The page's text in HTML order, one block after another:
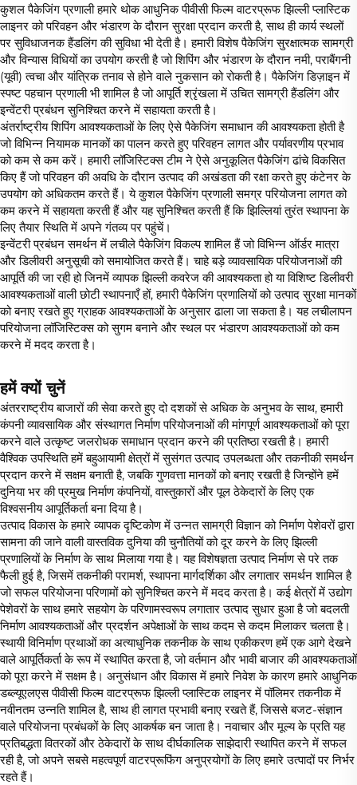
कुशल पैकेजिंग प्रणाली हमारे थोक आधुनिक पीवीसी फिल्म वाटरप्रूफ झिल्ली प्लास्टिक
लाइनर को परिवहन और भंडारण के दौरान सुरक्षा प्रदान करती है, साथ ही कार्य स्थलों
पर सुविधाजनक हैंडलिंग की सुविधा भी देती है। हमारी विशेष पैकेजिंग सुरक्षात्मक सामग्री
और विन्यास विधियों का उपयोग करती है जो शिपिंग और भंडारण के दौरान नमी, पराबैंगनी
(यूवी) त्वचा और यांत्रिक तनाव से होने वाले नुकसान को रोकती है। पैकेजिंग डिज़ाइन में
स्पष्ट पहचान प्रणाली भी शामिल है जो आपूर्ति श्रृंखला में उचित सामग्री हैंडलिंग और
इन्वेंटरी प्रबंधन सुनिश्चित करने में सहायता करती है।
अंतर्राष्ट्रीय शिपिंग आवश्यकताओं के लिए ऐसे पैकेजिंग समाधान की आवश्यकता होती है
जो विभिन्न नियामक मानकों का पालन करते हुए परिवहन लागत और पर्यावरणीय प्रभाव
को कम से कम करें। हमारी लॉजिस्टिक्स टीम ने ऐसे अनुकूलित पैकेजिंग ढांचे विकसित
किए हैं जो परिवहन की अवधि के दौरान उत्पाद की अखंडता की रक्षा करते हुए कंटेनर के
उपयोग को अधिकतम करते हैं। ये कुशल पैकेजिंग प्रणाली समग्र परियोजना लागत को
कम करने में सहायता करती हैं और यह सुनिश्चित करती हैं कि झिल्लियां तुरंत स्थापना के
लिए तैयार स्थिति में अपने गंतव्य पर पहुंचें।
इन्वेंटरी प्रबंधन समर्थन में लचीले पैकेजिंग विकल्प शामिल हैं जो विभिन्न ऑर्डर मात्रा
और डिलीवरी अनुसूची को समायोजित करते हैं। चाहे बड़े व्यावसायिक परियोजनाओं की
आपूर्ति की जा रही हो जिनमें व्यापक झिल्ली कवरेज की आवश्यकता हो या विशिष्ट डिलीवरी
आवश्यकताओं वाली छोटी स्थापनाएँ हों, हमारी पैकेजिंग प्रणालियों को उत्पाद सुरक्षा मानकों
को बनाए रखते हुए ग्राहक आवश्यकताओं के अनुसार ढाला जा सकता है। यह लचीलापन
परियोजना लॉजिस्टिक्स को सुगम बनाने और स्थल पर भंडारण आवश्यकताओं को कम
करने में मदद करता है।
हमें क्यों चुनें
अंतरराष्ट्रीय बाजारों की सेवा करते हुए दो दशकों से अधिक के अनुभव के साथ, हमारी
कंपनी व्यावसायिक और संस्थागत निर्माण परियोजनाओं की मांगपूर्ण आवश्यकताओं को पूरा
करने वाले उत्कृष्ट जलरोधक समाधान प्रदान करने की प्रतिष्ठा रखती है। हमारी
वैश्विक उपस्थिति हमें बहुआयामी क्षेत्रों में सुसंगत उत्पाद उपलब्धता और तकनीकी समर्थन
प्रदान करने में सक्षम बनाती है, जबकि गुणवत्ता मानकों को बनाए रखती है जिन्होंने हमें
दुनिया भर की प्रमुख निर्माण कंपनियों, वास्तुकारों और पूल ठेकेदारों के लिए एक
विश्वसनीय आपूर्तिकर्ता बना दिया है।
उत्पाद विकास के हमारे व्यापक दृष्टिकोण में उन्नत सामग्री विज्ञान को निर्माण पेशेवरों द्वारा
सामना की जाने वाली वास्तविक दुनिया की चुनौतियों को दूर करने के लिए झिल्ली
प्रणालियों के निर्माण के साथ मिलाया गया है। यह विशेषज्ञता उत्पाद निर्माण से परे तक
फैली हुई है, जिसमें तकनीकी परामर्श, स्थापना मार्गदर्शिका और लगातार समर्थन शामिल है
जो सफल परियोजना परिणामों को सुनिश्चित करने में मदद करता है। कई क्षेत्रों में उद्योग
पेशेवरों के साथ हमारे सहयोग के परिणामस्वरूप लगातार उत्पाद सुधार हुआ है जो बदलती
निर्माण आवश्यकताओं और प्रदर्शन अपेक्षाओं के साथ कदम से कदम मिलाकर चलता है।
स्थायी विनिर्माण प्रथाओं का अत्याधुनिक तकनीक के साथ एकीकरण हमें एक आगे देखने
वाले आपूर्तिकर्ता के रूप में स्थापित करता है, जो वर्तमान और भावी बाजार की आवश्यकताओं
को पूरा करने में सक्षम है। अनुसंधान और विकास में हमारे निवेश के कारण हमारे आधुनिक
डब्ल्यूएलएस पीवीसी फिल्म वाटरप्रूफ झिल्ली प्लास्टिक लाइनर में पॉलिमर तकनीक में
नवीनतम उन्नति शामिल है, साथ ही लागत प्रभावी बनाए रखते हैं, जिससे बजट-संज्ञान
वाले परियोजना प्रबंधकों के लिए आकर्षक बन जाता है। नवाचार और मूल्य के प्रति यह
प्रतिबद्धता वितरकों और ठेकेदारों के साथ दीर्घकालिक साझेदारी स्थापित करने में सफल
रही है, जो अपने सबसे महत्वपूर्ण वाटरप्रूफिंग अनुप्रयोगों के लिए हमारे उत्पादों पर निर्भर
रहते हैं।